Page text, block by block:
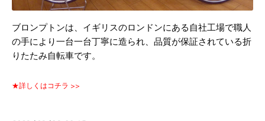
ブロンプトンは、イギリスのロンドンにある自社工場で職人
の手により一台一台丁寧に造られ、品質が保証されている折
りたたみ自転車です。
★詳しくはコチラ >>